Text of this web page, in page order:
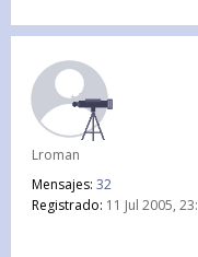
Lroman
Mensajes: 32
Registrado: 11 Jul 2005,